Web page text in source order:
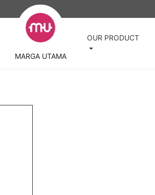
MARGA UTAMA
OUR PRODUCT